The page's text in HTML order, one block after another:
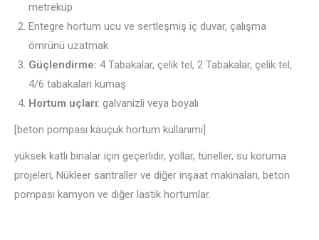
metreküp
Entegre hortum ucu ve sertleşmiş iç duvar, çalışma
ömrünü uzatmak
Güçlendirme: 4 Tabakalar, çelik tel, 2 Tabakalar, çelik tel,
4/6 tabakaları kumaş
Hortum uçları: galvanizli veya boyalı
[beton pompası kauçuk hortum kullanımı]
yüksek katlı binalar için geçerlidir, yollar, tüneller, su koruma
projeleri, Nükleer santraller ve diğer inşaat makinaları, beton
pompası kamyon ve diğer lastik hortumlar.